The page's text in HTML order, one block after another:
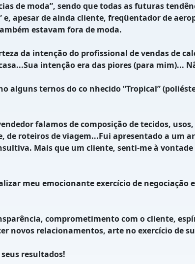
de moda”, sendo que todas as futuras
apesar de ainda cliente, freqüentador de
estavam fora de moda.
da intenção do profissional de vendas de
intenção era das piores (para mim)...
ternos do co nhecido “Tropical”
falamos de composição de tecidos,
de roteiros de viagem...Fui apresentado a um
Mais que um cliente, senti-me à
meu emocionante exercício de negociação
comprometimento com o cliente,
novos relacionamentos, arte no exercício de
resultados!